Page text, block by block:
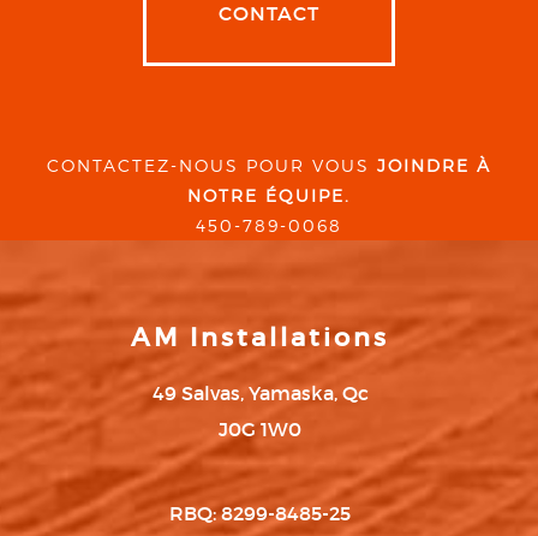
CONTACT
CONTACTEZ-NOUS POUR VOUS JOINDRE À
NOTRE ÉQUIPE.
450-789-0068
AM Installations
49 Salvas, Yamaska, Qc
J0G 1W0
RBQ: 8299-8485-25